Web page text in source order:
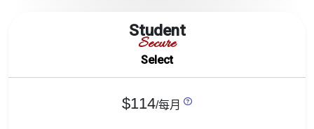
Student
Secure
Select
$114/每月